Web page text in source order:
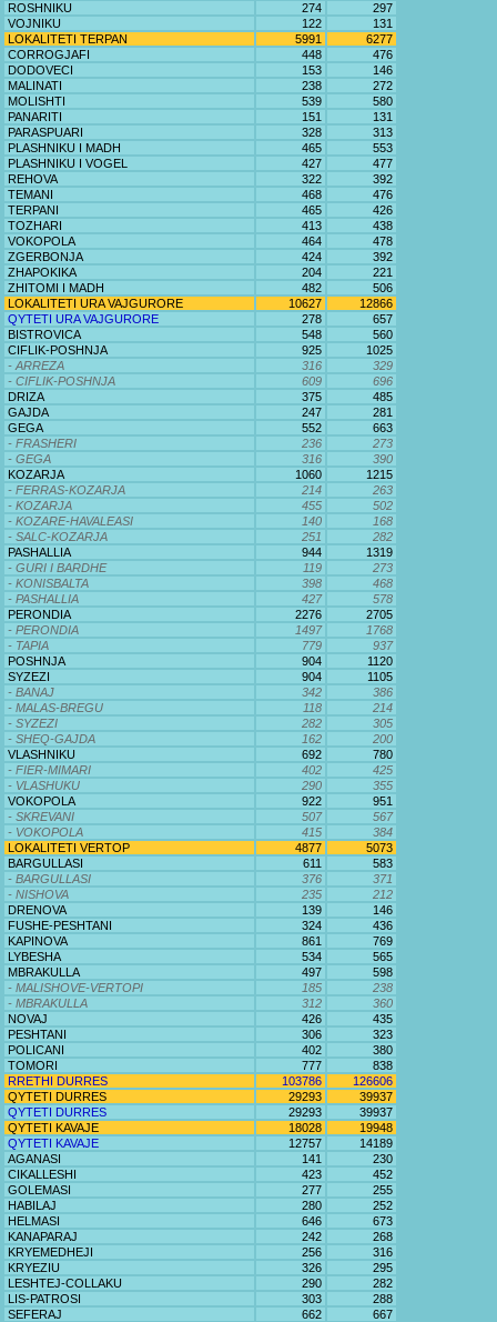
ROSHNIKU
274
297
VOJNIKU
122
131
LOKALITETI TERPAN
5991
6277
CORROGJAFI
448
476
DODOVECI
153
146
MALINATI
238
272
MOLISHTI
539
580
PANARITI
151
131
PARASPUARI
328
313
PLASHNIKU I MADH
465
553
PLASHNIKU I VOGEL
427
477
REHOVA
322
392
TEMANI
468
476
TERPANI
465
426
TOZHARI
413
438
VOKOPOLA
464
478
ZGERBONJA
424
392
ZHAPOKIKA
204
221
ZHITOMI I MADH
482
506
LOKALITETI URA VAJGURORE
10627
12866
QYTETI URA VAJGURORE
278
657
BISTROVICA
548
560
CIFLIK-POSHNJA
925
1025
- ARREZA
316
329
- CIFLIK-POSHNJA
609
696
DRIZA
375
485
GAJDA
247
281
GEGA
552
663
- FRASHERI
236
273
- GEGA
316
390
KOZARJA
1060
1215
- FERRAS-KOZARJA
214
263
- KOZARJA
455
502
- KOZARE-HAVALEASI
140
168
- SALC-KOZARJA
251
282
PASHALLIA
944
1319
- GURI I BARDHE
119
273
- KONISBALTA
398
468
- PASHALLIA
427
578
PERONDIA
2276
2705
- PERONDIA
1497
1768
- TAPIA
779
937
POSHNJA
904
1120
SYZEZI
904
1105
- BANAJ
342
386
- MALAS-BREGU
118
214
- SYZEZI
282
305
- SHEQ-GAJDA
162
200
VLASHNIKU
692
780
- FIER-MIMARI
402
425
- VLASHUKU
290
355
VOKOPOLA
922
951
- SKREVANI
507
567
- VOKOPOLA
415
384
LOKALITETI VERTOP
4877
5073
BARGULLASI
611
583
- BARGULLASI
376
371
- NISHOVA
235
212
DRENOVA
139
146
FUSHE-PESHTANI
324
436
KAPINOVA
861
769
LYBESHA
534
565
MBRAKULLA
497
598
- MALISHOVE-VERTOPI
185
238
- MBRAKULLA
312
360
NOVAJ
426
435
PESHTANI
306
323
POLICANI
402
380
TOMORI
777
838
RRETHI DURRES
103786
126606
QYTETI DURRES
29293
39937
QYTETI DURRES
29293
39937
QYTETI KAVAJE
18028
19948
QYTETI KAVAJE
12757
14189
AGANASI
141
230
CIKALLESHI
423
452
GOLEMASI
277
255
HABILAJ
280
252
HELMASI
646
673
KANAPARAJ
242
268
KRYEMEDHEJI
256
316
KRYEZIU
326
295
LESHTEJ-COLLAKU
290
282
LIS-PATROSI
303
288
SEFERAJ
662
667